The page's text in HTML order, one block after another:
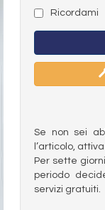
Ricordami
Se non sei
l’articolo,
Per sette
periodo
servizi gratuiti.